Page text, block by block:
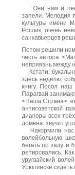
Они нам и
запели. Мелодия
культуры имени
Рослик, очень
санхавьерцев
Потом решили
честь автора
неприязнь между
Кстати,
здесь неделю,
книгу. Посол наш
Парагвай
<Наша Страна>,
антисоветской
диапоры всех
домена звучит
Накормили нас
волейбольную
бегать по залу и
ретировались.
уругвайский
Урюпинске сидеть